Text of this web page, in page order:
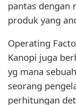
pantas dengan
produk yang
Operating
Kanopi juga
yg mana
seorang
perhitungan